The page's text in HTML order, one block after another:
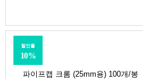
파이프캡 크롬 (25mm용) 100개/봉
할인률
10%